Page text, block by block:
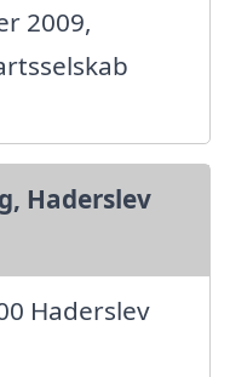
2009,
Haderslev
Haderslev